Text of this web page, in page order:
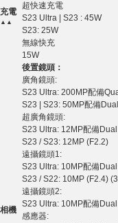
充電
▲▲
超快速充電
S23 Ultra | S23 : 45W
S23: 25W
無線快充
15W
相機
後置鏡頭：
廣角鏡頭:
S23 Ultra: 200MP配備
S23 | S23: 50MP配備
超廣角鏡頭:
S23 Ultra: 12MP配備
S23 / S23: 12MP (F2.2)
遠攝鏡頭1:
S23 Ultra: 10MP配備
S23 / S22: 10MP (F2.4)
遠攝鏡頭2:
S23 Ultra: 10MP配備
感應器: